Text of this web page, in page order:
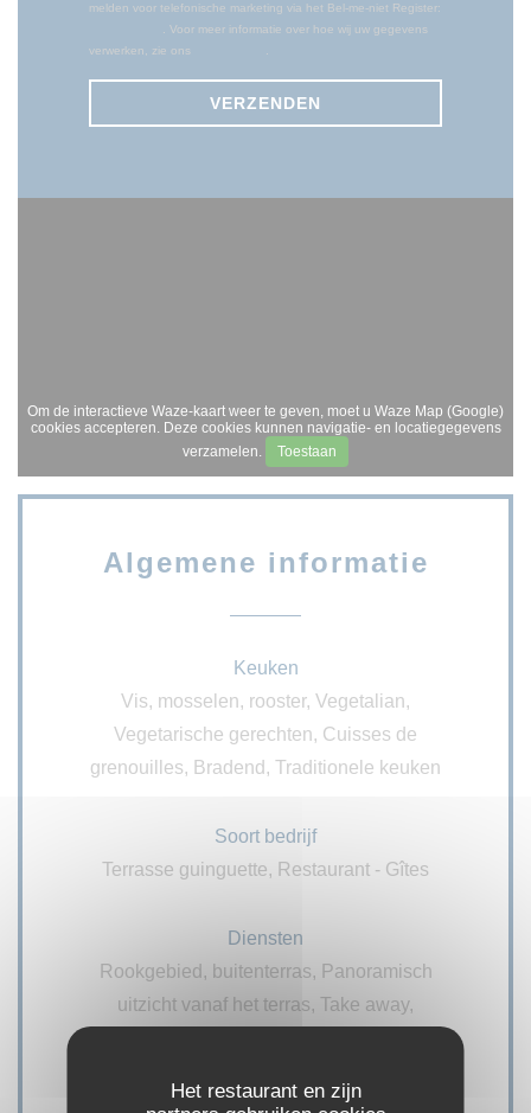
Het restaurant en zijn
melden voor telefonische marketing via het Bel-me-niet Register:
. Voor meer informatie over hoe wij uw gegevens
verwerken, zie ons
Om de interactieve Waze-kaart weer te geven, moet u Waze Map (Google)
cookies accepteren. Deze cookies kunnen navigatie- en locatiegegevens
verzamelen.
Toestaan
Algemene informatie
Keuken
Vis, mosselen, rooster, Vegetalian,
Vegetarische gerechten, Cuisses de
grenouilles, Bradend, Traditionele keuken
Soort bedrijf
Terrasse guinguette, Restaurant - Gîtes
Diensten
Rookgebied, buitenterras, Panoramisch
uitzicht vanaf het terras, Take away,
Geblokkeerde toegang, Overdekt terras